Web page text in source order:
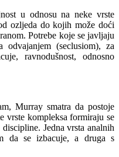
u odnosu na neke vrste
ozljeda do kojih može doći
Potrebe koje se javljaju
(seclusiom), za
ravnodušnost, odnosno
Murray smatra da postoje
vrste kompleksa formiraju se
Jedna vrsta analnih
da se izbacuje, a druga s